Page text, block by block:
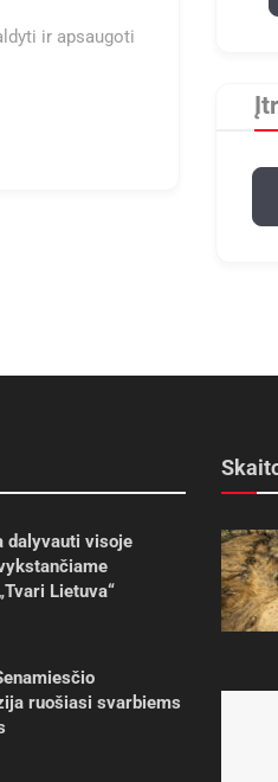
ir apsaugoti
dalyvauti visoje
Lietuva“
ruošiasi svarbiems